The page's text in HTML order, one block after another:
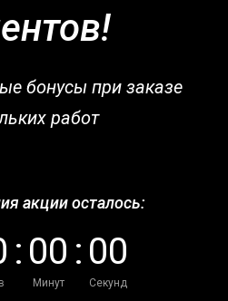
бонусы при заказе
работ
акции осталось:
: 00
Минут
: 00
Секунд